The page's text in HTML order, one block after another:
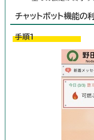
チャットボット機能の
手順1